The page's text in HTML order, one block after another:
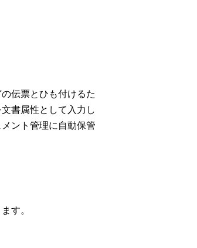
伝票とひも付けるた
書属性として入力し
ント管理に自動保管
す。